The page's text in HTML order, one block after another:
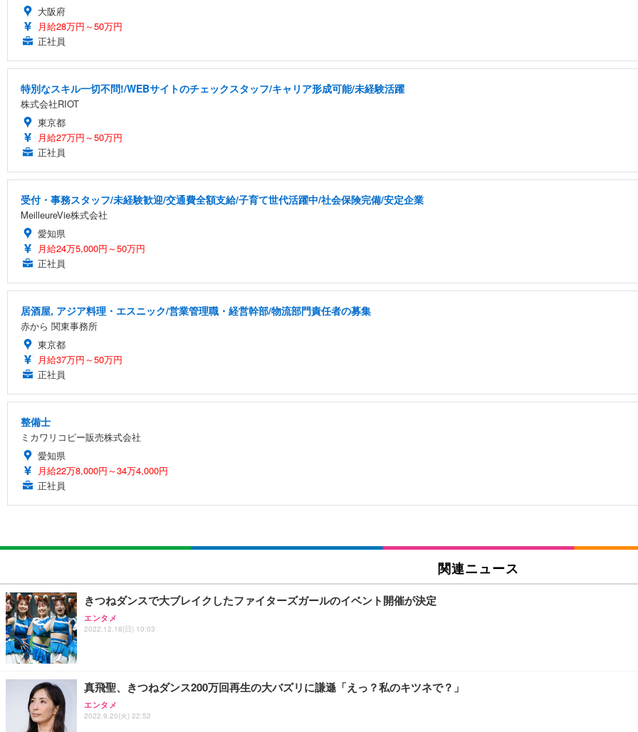
大阪府
月給28万円～50万円
正社員
特別なスキル一切不問!/WEBサイトのチェックスタッフ/キャリア形成可能/未経験活躍
株式会社RIOT
東京都
月給27万円～50万円
正社員
受付・事務スタッフ/未経験歓迎/交通費全額支給/子育て世代活躍中/社会保険完備/安定企業
MeilleureVie株式会社
愛知県
月給24万5,000円～50万円
正社員
居酒屋, アジア料理・エスニック/営業管理職・経営幹部/物流部門責任者の募集
赤から 関東事務所
東京都
月給37万円～50万円
正社員
整備士
ミカワリコピー販売株式会社
愛知県
月給22万8,000円～34万4,000円
正社員
関連ニュース
きつねダンスで大ブレイクしたファイターズガールのイベント開催が決定
エンタメ
2022.12.18(日) 10:03
真飛聖、きつねダンス200万回再生の大バズリに謙遜「えっ？私のキツネで？」
エンタメ
2022.9.20(火) 22:52